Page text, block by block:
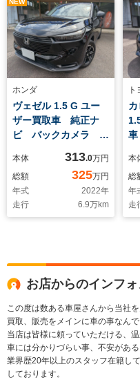
NEW
ホンダ
ヴェゼル 1.5 G ユー
ザー買取車 純正ナ
ビ バックカメラ
コーダー バリ溝タイ
ヤ プッシュスタート
&スマートキー 置く
充電 パナソニックカ
オスバッテリー
本体 313.0万円
総額
325万円
年式
2022年
走行
6.9万km
ト
キ
ー
本
総
年
走
お店からのインフ
この度は数ある車屋さんから当社
買取、販売をメインに車の事なん
当店は皆様に頼っていただける、
車には分かりづらい事、不安がある
業界歴20年以上のスタッフ在籍し
しております。